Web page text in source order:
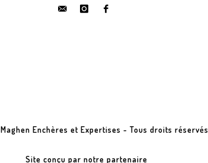
Enchères et Expertises - Tous droits réservés
Site conçu par notre partenaire